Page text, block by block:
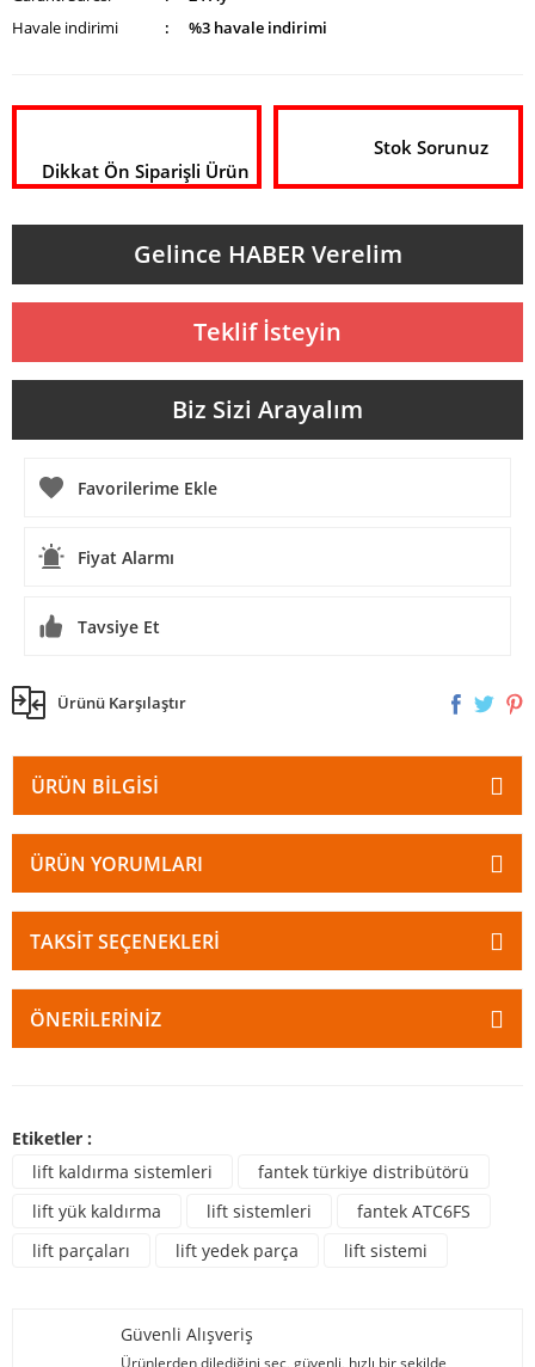
Havale indirimi
%3 havale indirimi
Dikkat Ön Siparişli Ürün
Stok Sorunuz
Gelince HABER Verelim
Teklif İsteyin
Biz Sizi Arayalım
Fiyat Alarmı
Tavsiye Et
Ürünü Karşılaştır
ÜRÜN BILGISI
ÜRÜN YORUMLARI
TAKSIT SEÇENEKLERI
ÖNERILERINIZ
Etiketler :
lift kaldırma sistemleri
fantek türkiye distribütörü
lift yük kaldırma
lift sistemleri
fantek ATC6FS
lift parçaları
lift yedek parça lift sistemi
Güvenli Alışveriş
Ürünlerden dilediğini seç, güvenli, hızlı bir şekilde